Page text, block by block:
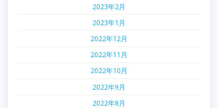
2023年2月
2023年1月
2022年12月
2022年11月
2022年10月
2022年9月
2022年8月